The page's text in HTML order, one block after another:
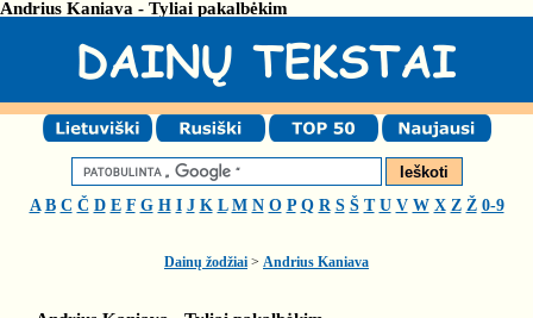
Andrius Kaniava - Tyliai pakalbėkim
A B C Č D E F G H I J K L M N O P Q R S Š T U V W X Z Ž 0-9
Dainų žodžiai > Andrius Kaniava